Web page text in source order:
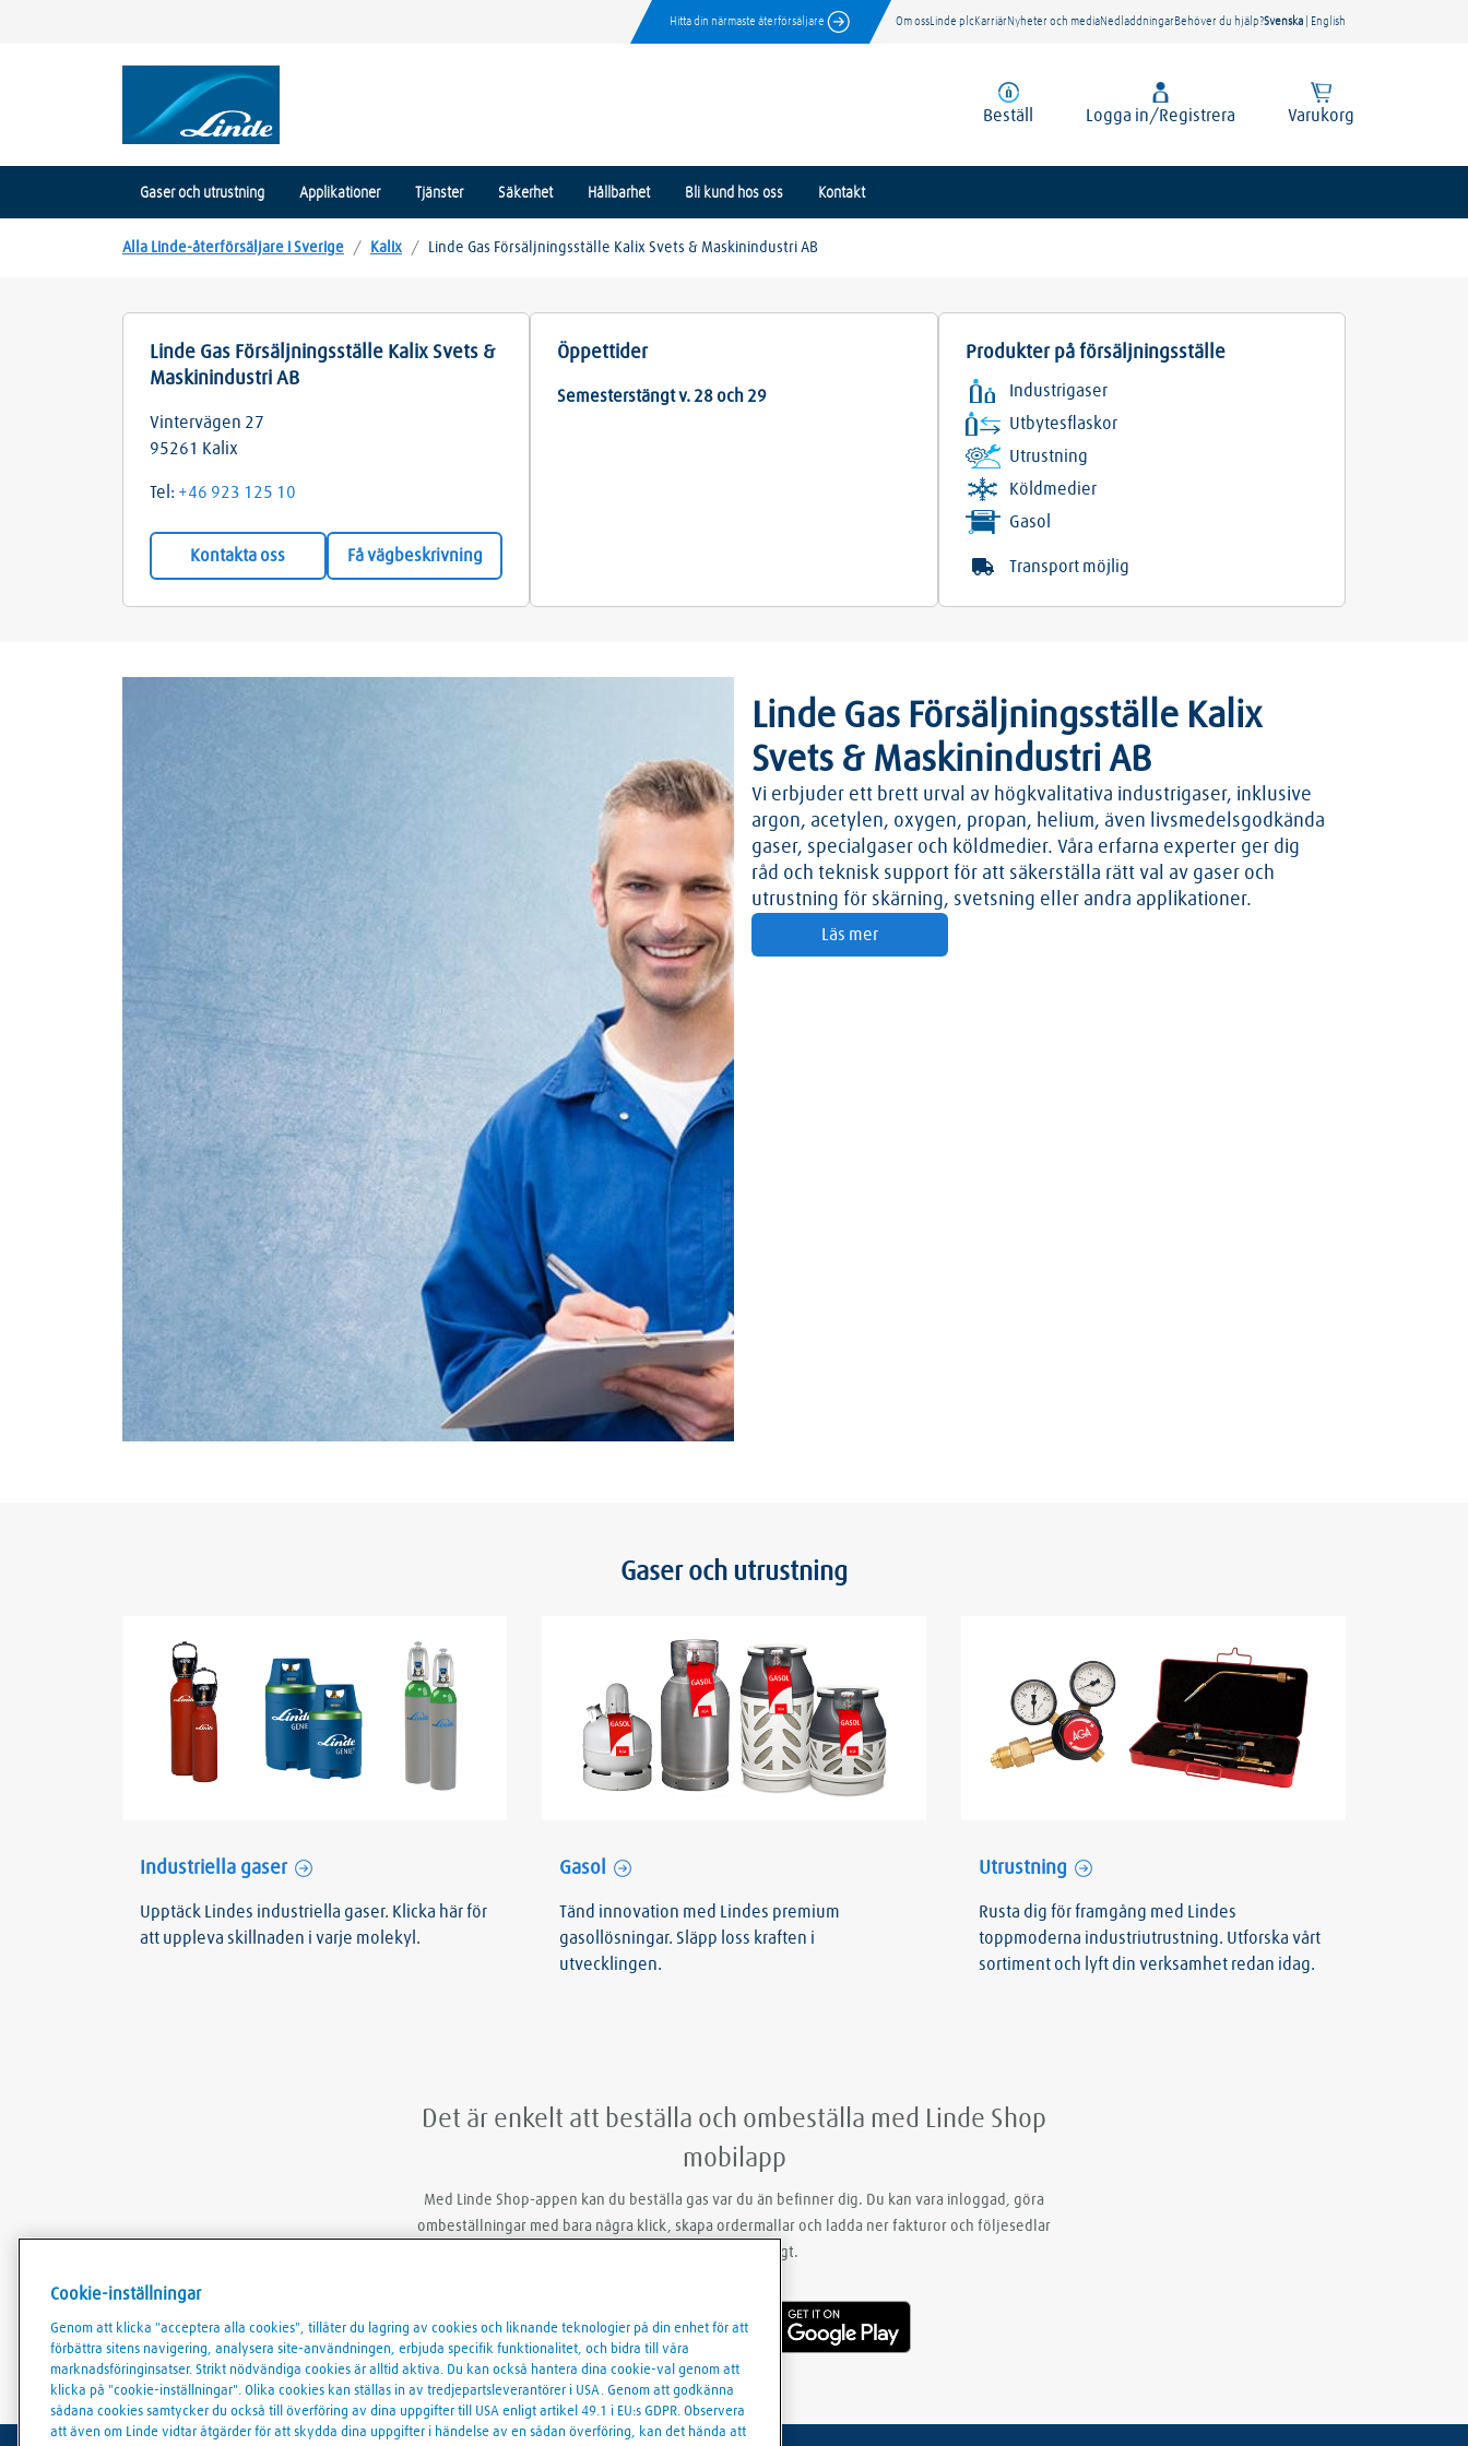
Hitta din närmaste återförsäljare Om oss Linde plcKarriärNyheter och mediaNedladdningarBehöver du hjälp?Svenska English
Beställ Logga in/Registrera Varukorg
Gaser och utrustning Applikationer Tjänster Säkerhet Hållbarhet Bli kund hos oss Kontakt
Alla Linde-återförsäljare i Sverige / Kalix / Linde Gas Försäljningsställe Kalix Svets & Maskinindustri AB
Linde Gas Försäljningsställe Kalix Svets &
Maskinindustri AB
Vintervägen 27
95261
Kalix
Tel: +46 923 125 10
Kontakta oss Få vägbeskrivning
Öppettider
Semesterstängt v. 28 och 29
Produkter på försäljningsställe
Industrigaser
Utbytesflaskor
Utrustning
Köldmedier
Gasol
Transport möjlig
Linde Gas Försäljningsställe Kalix
Svets & Maskinindustri AB
Vi erbjuder ett brett urval av högkvalitativa industrigaser, inklusive
argon, acetylen, oxygen, propan, helium, även livsmedelsgodkända
gaser, specialgaser och köldmedier. Våra erfarna experter ger dig
råd och teknisk support för att säkerställa rätt val av gaser och
utrustning för skärning, svetsning eller andra applikationer.
Läs mer
Gaser och utrustning
Industriella gaser
Upptäck Lindes industriella gaser. Klicka här för
att uppleva skillnaden i varje molekyl.
Gasol
Tänd innovation med Lindes premium
gasollösningar. Släpp loss kraften i
utvecklingen.
Utrustning
Rusta dig för framgång med Lindes
toppmoderna industriutrustning. Utforska vårt
sortiment och lyft din verksamhet redan idag.
Det är enkelt att beställa och ombeställa med Linde Shop
mobilapp
Med Linde Shop-appen kan du beställa gas var du än befinner dig. Du kan vara inloggad, göra
ombeställningar med bara några klick, skapa ordermallar och ladda ner fakturor och följesedlar
snabbt och smidigt.
Cookie-inställningar
Genom att klicka "acceptera alla cookies", tillåter du lagring av cookies och liknande teknologier på din enhet för att
förbättra sitens navigering, analysera site-användningen, erbjuda specifik funktionalitet, och bidra till våra
marknadsföringinsatser. Strikt nödvändiga cookies är alltid aktiva. Du kan också hantera dina cookie-val genom att
klicka på "cookie-inställningar". Olika cookies kan ställas in av tredjepartsleverantörer i USA. Genom att godkänna
sådana cookies samtycker du också till överföring av dina uppgifter till USA enligt artikel 49.1 i EU:s GDPR. Observera
att även om Linde vidtar åtgärder för att skydda dina uppgifter i händelse av en sådan överföring, kan det hända att